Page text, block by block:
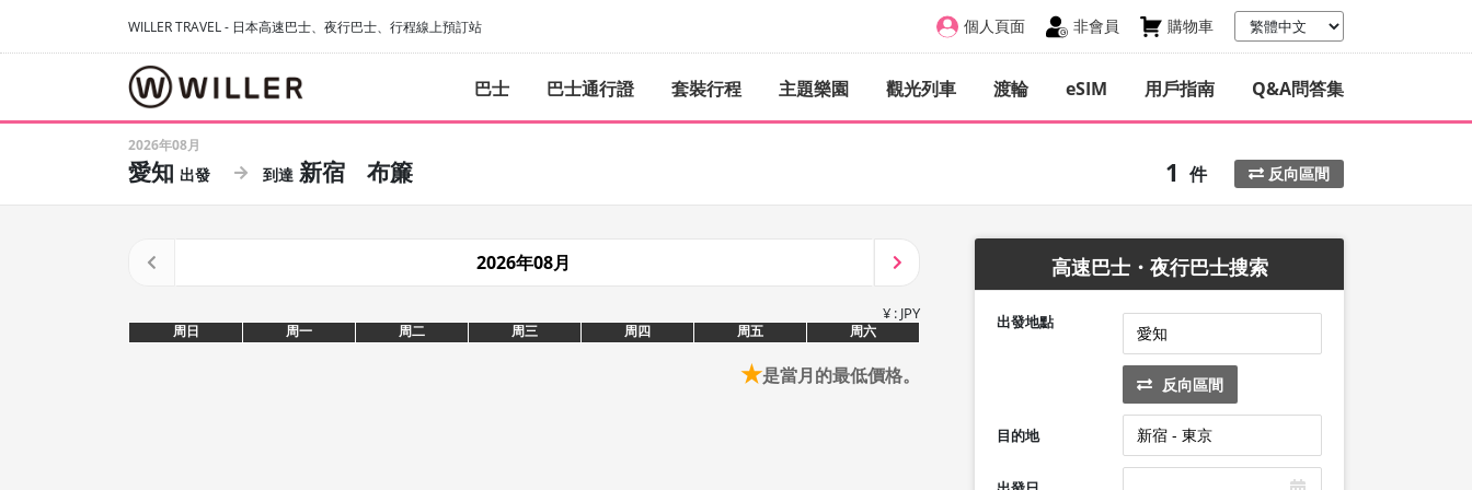
WILLER TRAVEL - 日本高速巴士、夜行巴士、行程線上預訂站 個人頁面 非會員 購物車
巴士 巴士通行證 套裝行程 主題樂園 觀光列車 渡輪 eSIM 用戶指南 Q&A問答集
2026年08月
愛知 新宿 布簾 1 件 反向區間
2026年08月
¥ : JPY
周日 周一 周二 周三 周四 周五 周六
★是當月的最低價格。
高速巴士・夜行巴士搜索
出發地點
反向區間
目的地